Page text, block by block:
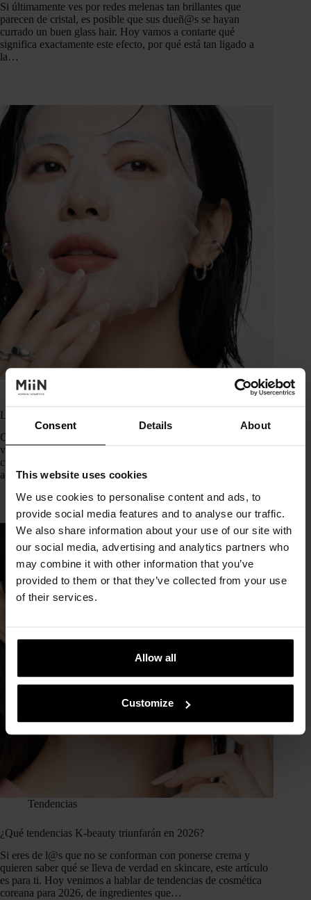
Consent Details About
This website uses cookies
We use cookies to personalise content and ads, to
provide social media features and to analyse our traffic.
We also share information about your use of our site with
our social media, advertising and analytics partners who
may combine it with other information that you’ve
provided to them or that they’ve collected from your use
of their services.
Allow all
Customize
Si últimamente ves por redes melenas tan brillantes que
parecen de cristal, es posible que sus dueñ@s se hayan
currado un buen glass hair. Hoy vamos a contarte qué
significa exactamente este efecto, por qué está tan ligado a
la…
Ingredientes
Las mejores mascarillas con vitamina C para iluminar el rostro
Cada vez hay más preguntas sobre las mascarillas con
vitamina C, y no es casualidad. Entre sérums, tónicos y
cremas, la vitamina C se ha ganado su lugar como uno de los
activos estrella con efecto antioxidante. Pero hoy nos…
Tendencias
¿Qué tendencias K-beauty triunfarán en 2026?
Si eres de l@s que no se conforman con ponerse crema y
quieren saber qué se lleva de verdad en skincare, este artículo
es para ti. Hoy venimos a hablar de tendencias de cosmética
coreana para 2026, de ingredientes que…